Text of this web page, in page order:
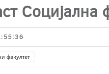
Социјална
факултет